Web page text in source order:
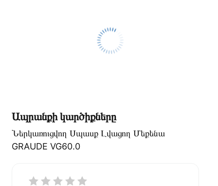
Ապրանքի կարծիքները
Ներկառուցվող Սպասք Լվացող Մեքենա
GRAUDE VG60.0